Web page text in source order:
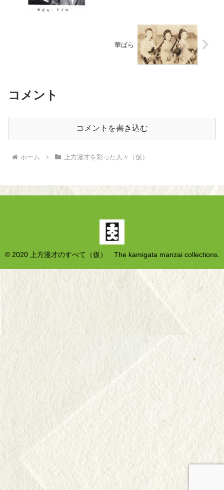
華ばら
コメント
コメントを書き込む
ホーム 上方漫才を彩った人々（仮）
© 2020 上方漫才のすべて（仮） The kamigata manzai collections.